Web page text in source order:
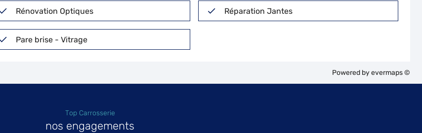
Rénovation Optiques Réparation Jantes
Pare brise - Vitrage
Powered byevermaps ©
Top Carrosserie
nos engagements